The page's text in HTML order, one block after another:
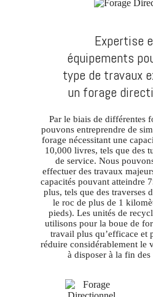
Expertise
équipements
type de travaux
un forage
Par le biais de différentes
pouvons entreprendre de
forage nécessitant une
10,000 livres, tels que des
de service. Nous
effectuer des travaux
capacités pouvant atteindre
plus, tels que des traverses
le roc de plus de 1
pieds). Les unités de
utilisons pour la boue de
travail plus qu’efficace et
réduire considérablement le
à disposer à la fin